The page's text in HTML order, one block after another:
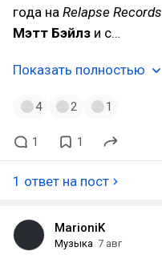
года на Relapse Records
Мэтт Бэйлз и с…
Показать полностью
4 2 1
1 1
1 ответ на пост
MarioniK
Музыка 7 авг